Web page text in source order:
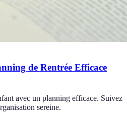
de Rentrée Efficace
avec un planning efficace. Suivez
sereine.